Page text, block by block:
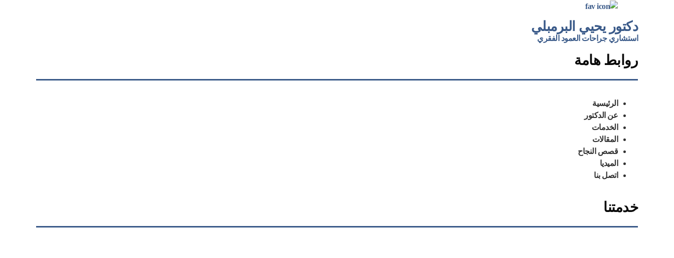
دكتور يحيي البرمبلي
استشاري جراحات العمود الفقري
روابط هامة
الرئيسية
عن الدكتور
الخدمات
المقالات
قصص النجاح
الميديا
اتصل بنا
خدمتنا